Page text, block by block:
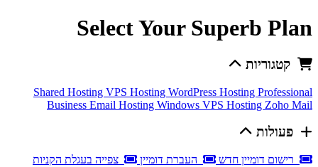
Select Your Superb Plan
קטגוריות
Shared Hosting VPS Hosting WordPress Hosting Professional
Business Email Hosting Windows VPS Hosting Zoho Mail
פעולות
רישום דומיין חדש העברת דומיין צפייה בעגלת הקניות